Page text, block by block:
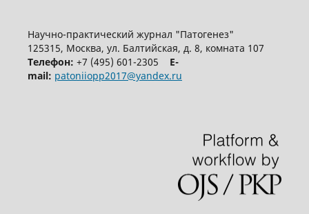
Научно-практический журнал "Патогенез"
125315, Москва, ул. Балтийская, д. 8, комната 107
Телефон: +7 (495) 601-2305 E-
mail: patoniiopp2017@yandex.ru